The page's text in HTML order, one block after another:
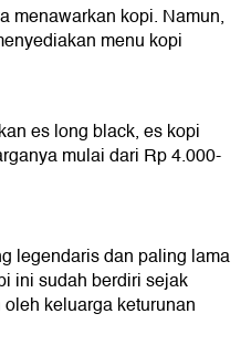
menawarkan kopi. Namun,
menu kopi
es long black, es kopi
mulai dari Rp 4.000-
legendaris dan paling lama
ini sudah berdiri sejak
keluarga keturunan